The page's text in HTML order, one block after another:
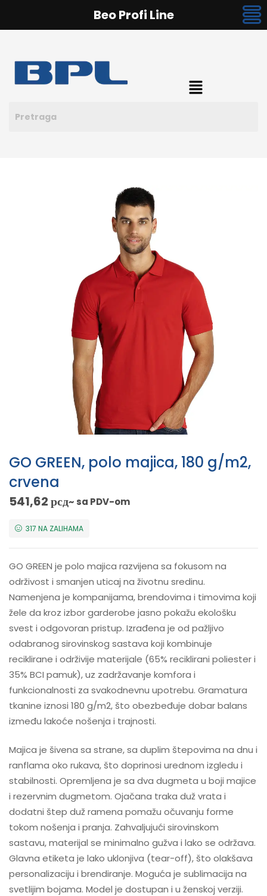
GO GREEN, polo majica, 180 g/m2,
crvena
541,62рсд~ sa PDV-om
317 NA ZALIHAMA
GO GREEN je polo majica razvijena sa fokusom na
održivost i smanjen uticaj na životnu sredinu.
Namenjena je kompanijama, brendovima i timovima koji
žele da kroz izbor garderobe jasno pokažu ekološku
svest i odgovoran pristup. Izrađena je od pažljivo
odabranog sirovinskog sastava koji kombinuje
reciklirane i održivije materijale (65% reciklirani poliester i
35% BCI pamuk), uz zadržavanje komfora i
funkcionalnosti za svakodnevnu upotrebu. Gramatura
tkanine iznosi 180 g/m2, što obezbeđuje dobar balans
između lakoće nošenja i trajnosti.
Majica je šivena sa strane, sa duplim štepovima na dnu i
ranflama oko rukava, što doprinosi urednom izgledu i
stabilnosti. Opremljena je sa dva dugmeta u boji majice
i rezervnim dugmetom. Ojačana traka duž vrata i
dodatni štep duž ramena pomažu očuvanju forme
tokom nošenja i pranja. Zahvaljujući sirovinskom
sastavu, materijal se minimalno gužva i lako se održava.
Glavna etiketa je lako uklonjiva (tear-off), što olakšava
personalizaciju i brendiranje. Moguća je sublimacija na
svetlijim bojama. Model je dostupan i u ženskoj verziji.
Beo Profi Line